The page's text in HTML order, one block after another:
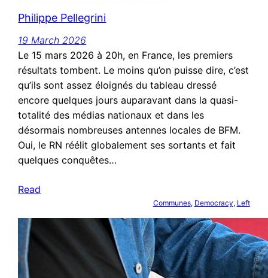
Philippe Pellegrini
19 March 2026
Le 15 mars 2026 à 20h, en France, les premiers
résultats tombent. Le moins qu’on puisse dire, c’est
qu’ils sont assez éloignés du tableau dressé
encore quelques jours auparavant dans la quasi-
totalité des médias nationaux et dans les
désormais nombreuses antennes locales de BFM.
Oui, le RN réélit globalement ses sortants et fait
quelques conquêtes…
Read
Communes, Democracy, Left